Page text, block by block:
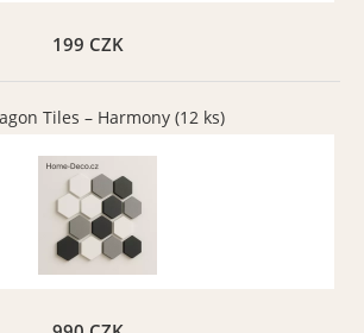
199 CZK
Tiles – Harmony (12 ks)